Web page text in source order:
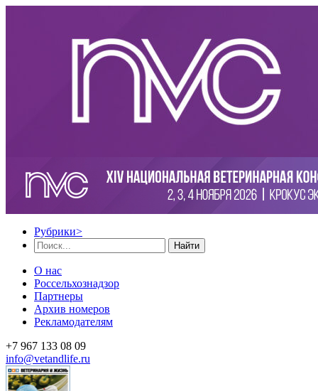
Рубрики>
Найти
О нас
Россельхознадзор
Партнеры
Архив номеров
Рекламодателям
+7 967 133 08 09
info@vetandlife.ru